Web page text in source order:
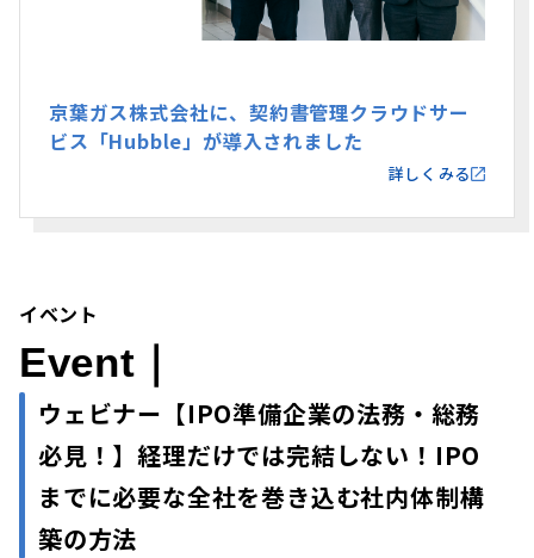
京葉ガス株式会社に、契約書管理クラウドサー
ビス「Hubble」が導入されました
詳しくみる
イベント
Event｜
ウェビナー【IPO準備企業の法務・総務
必見！】経理だけでは完結しない！IPO
までに必要な全社を巻き込む社内体制構
築の方法